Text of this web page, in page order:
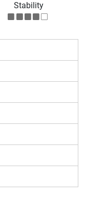
Stability